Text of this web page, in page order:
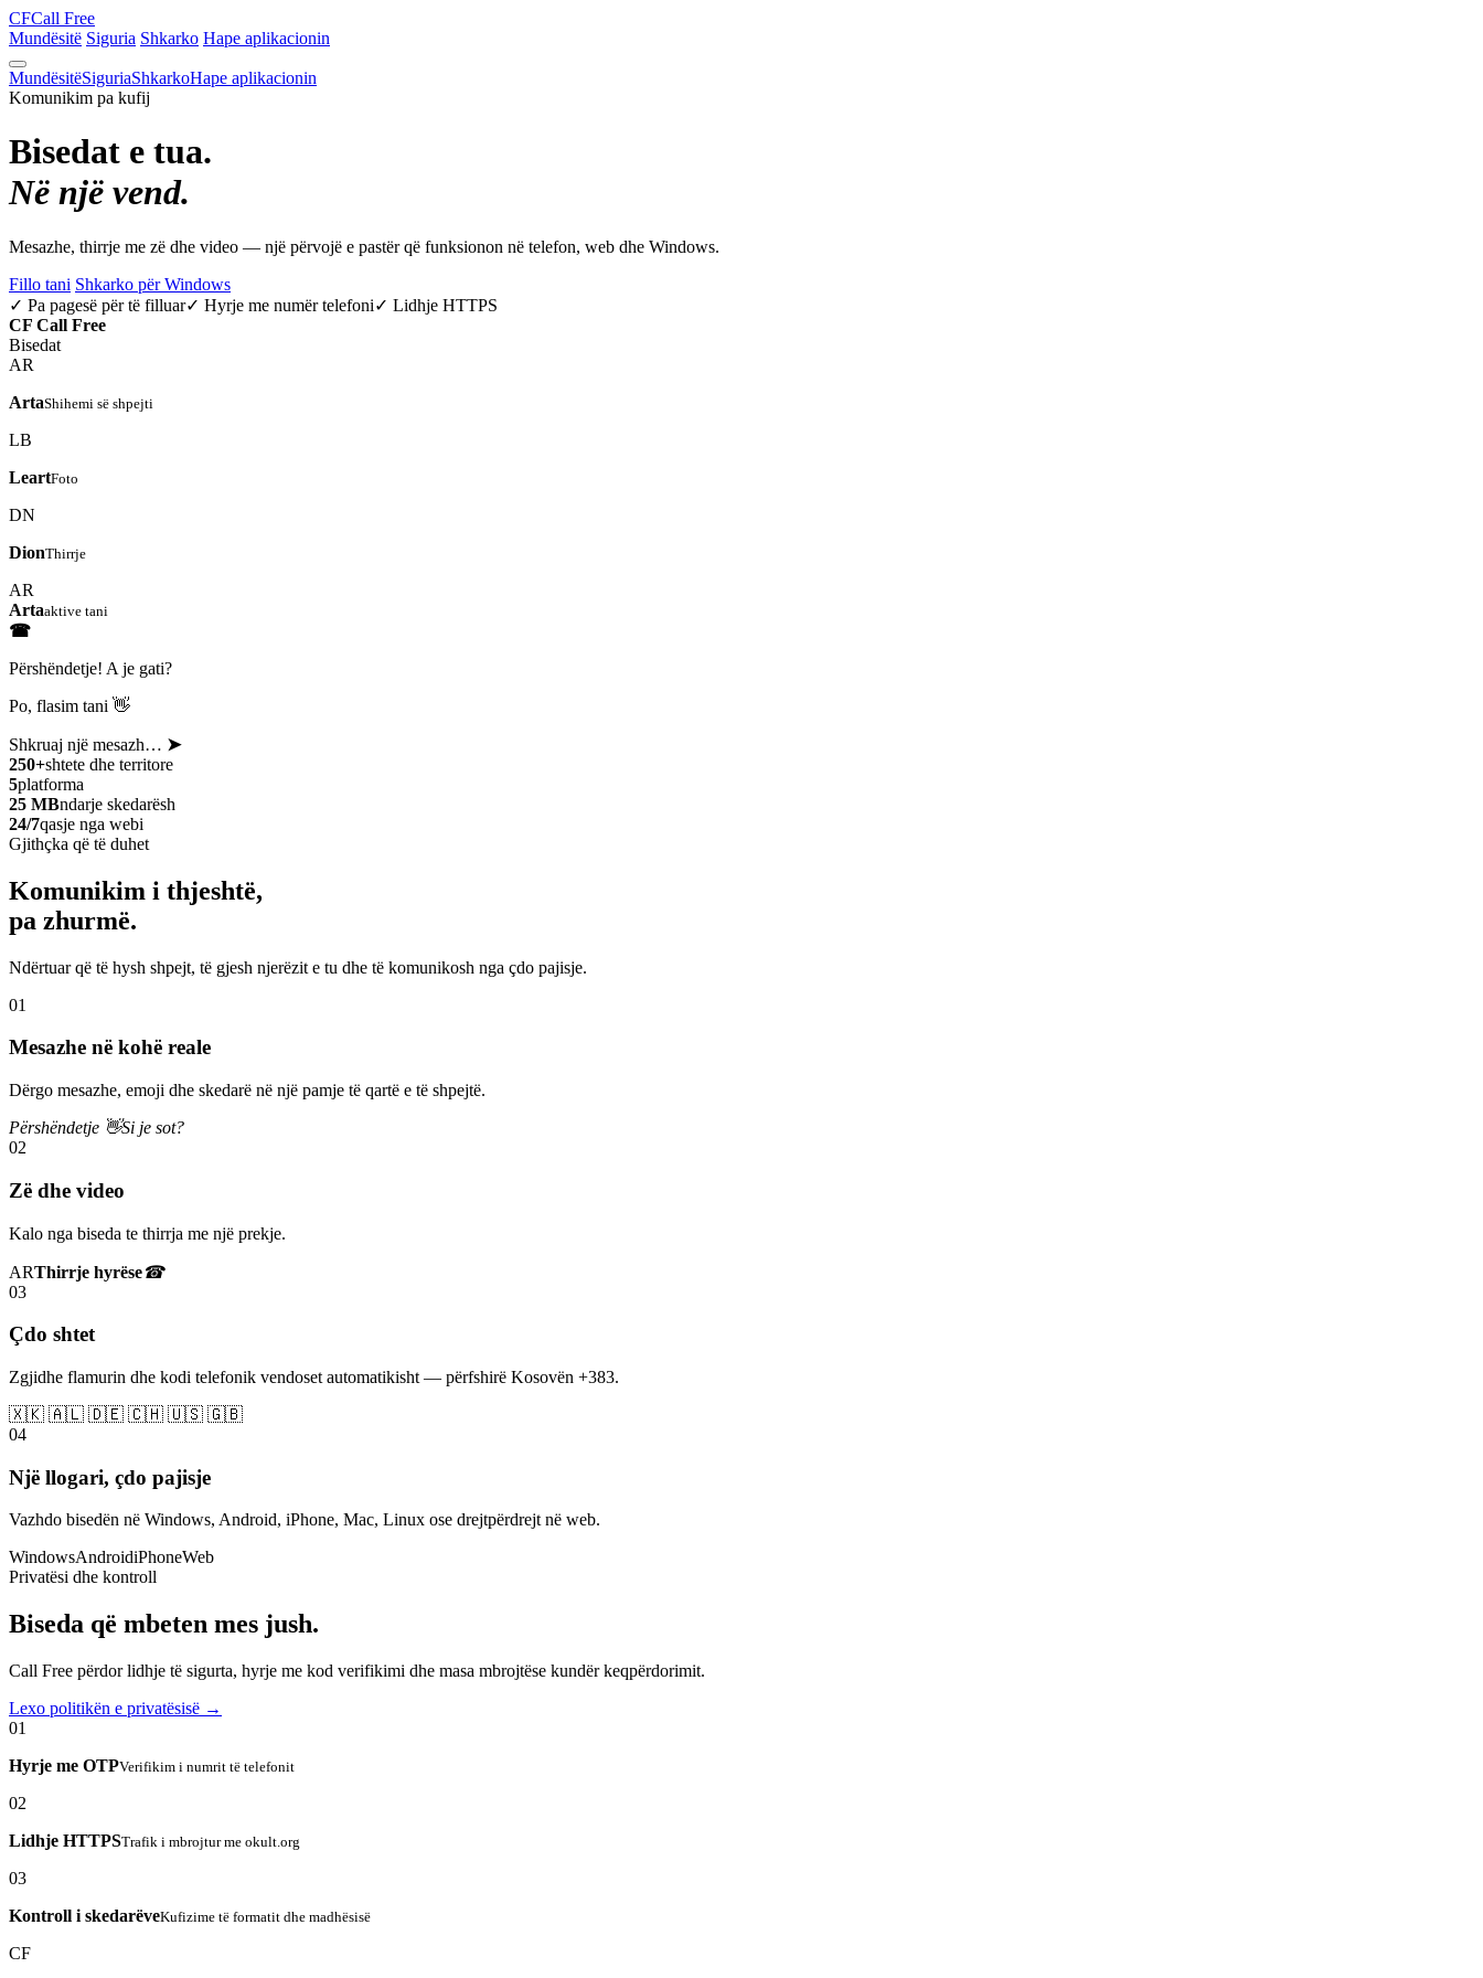
CFCall Free
Mundësitë Siguria Shkarko Hape aplikacionin
MundësitëSiguriaShkarkoHape aplikacionin
Komunikim pa kufij
Bisedat e tua.
Në një vend.
Mesazhe, thirrje me zë dhe video — një përvojë e pastër që funksionon në telefon, web dhe Windows.
Fillo tani Shkarko për Windows
✓ Pa pagesë për të filluar✓ Hyrje me numër telefoni✓ Lidhje HTTPS
CF Call Free
Bisedat
AR
ArtaShihemi së shpejti
LB
LeartFoto
DN
DionThirrje
AR
Artaaktive tani
☎
Përshëndetje! A je gati?
Po, flasim tani 👋
Shkruaj një mesazh… ➤
250+shtete dhe territore
5platforma
25 MBndarje skedarësh
24/7qasje nga webi
Gjithçka që të duhet
Komunikim i thjeshtë,
pa zhurmë.
Ndërtuar që të hysh shpejt, të gjesh njerëzit e tu dhe të komunikosh nga çdo pajisje.
01
Mesazhe në kohë reale
Dërgo mesazhe, emoji dhe skedarë në një pamje të qartë e të shpejtë.
Përshëndetje 👋Si je sot?
02
Zë dhe video
Kalo nga biseda te thirrja me një prekje.
ARThirrje hyrëse☎
03
Çdo shtet
Zgjidhe flamurin dhe kodi telefonik vendoset automatikisht — përfshirë Kosovën +383.
🇽🇰 🇦🇱 🇩🇪 🇨🇭 🇺🇸 🇬🇧
04
Një llogari, çdo pajisje
Vazhdo bisedën në Windows, Android, iPhone, Mac, Linux ose drejtpërdrejt në web.
WindowsAndroidiPhoneWeb
Privatësi dhe kontroll
Biseda që mbeten mes jush.
Call Free përdor lidhje të sigurta, hyrje me kod verifikimi dhe masa mbrojtëse kundër keqpërdorimit.
Lexo politikën e privatësisë →
01
Hyrje me OTPVerifikim i numrit të telefonit
02
Lidhje HTTPSTrafik i mbrojtur me okult.org
03
Kontroll i skedarëveKufizime të formatit dhe madhësisë
CF